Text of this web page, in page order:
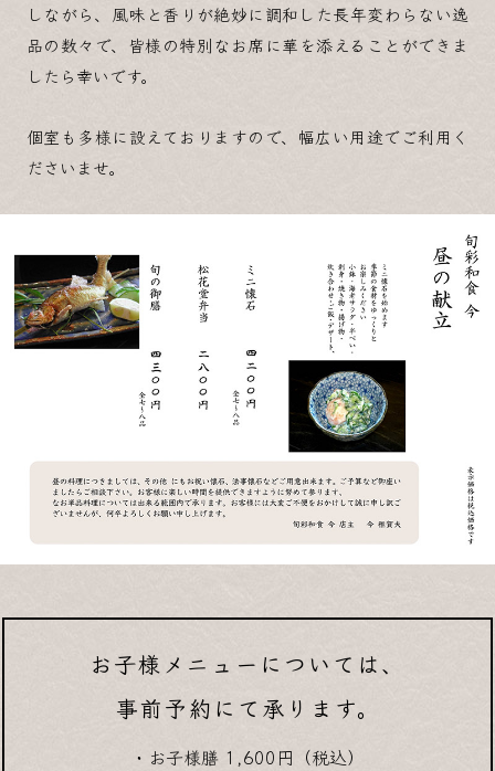
しながら、風味と香りが絶妙に調和した長年変わらない逸
品の数々で、皆様の特別なお席に華を添えることができま
したら幸いです。
個室も多様に設えておりますので、幅広い用途でご利用く
ださいませ。
お子様メニューについては、
事前予約にて承ります。
・お子様膳 1,600円（税込）